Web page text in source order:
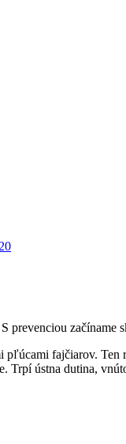
prevenciou
fajčiarov. Ten
Trpí ústna dutina,